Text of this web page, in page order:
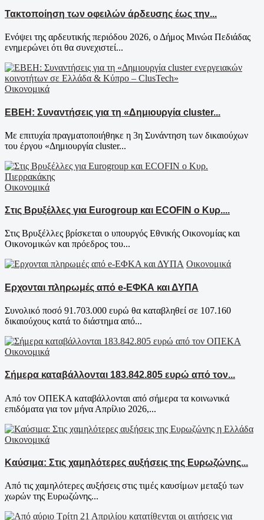
Τακτοποίηση των οφειλών άρδευσης έως την...
Ενόψει της αρδευτικής περιόδου 2026, ο Δήμος Μινώα Πεδιάδας
ενημερώνει ότι θα συνεχιστεί...
Οικονομικά
EBEH: Συναντήσεις για τη «Δημιουργία cluster...
Με επιτυχία πραγματοποιήθηκε η 3η Συνάντηση των δικαιούχων
του έργου «Δημιουργία cluster...
Οικονομικά
Στις Βρυξέλλες για Eurogroup και ECOFIN ο Κυρ....
Στις Βρυξέλλες βρίσκεται ο υπουργός Εθνικής Οικονομίας και
Οικονομικών και πρόεδρος του...
Οικονομικά
Ερχονται πληρωμές από e-ΕΦΚΑ και ΔΥΠΑ
Συνολικό ποσό 91.703.000 ευρώ θα καταβληθεί σε 107.160
δικαιούχους κατά το διάστημα από...
Οικονομικά
Σήμερα καταβάλλονται 183.842.805 ευρώ από τον...
Από τον ΟΠΕΚΑ καταβάλλονται από σήμερα τα κοινωνικά
επιδόματα για τον μήνα Απρίλιο 2026,...
Οικονομικά
Καύσιμα: Στις χαμηλότερες αυξήσεις της Ευρωζώνης...
Από τις χαμηλότερες αυξήσεις στις τιμές καυσίμων μεταξύ των
χωρών της Ευρωζώνης...